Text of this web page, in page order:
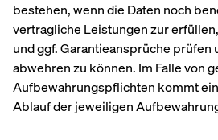
bestehen, wenn die Daten noch
vertragliche Leistungen zur
und ggf. Garantieansprüche prüfen
abwehren zu können. Im Falle von
Aufbewahrungspflichten kommt
Ablauf der jeweiligen